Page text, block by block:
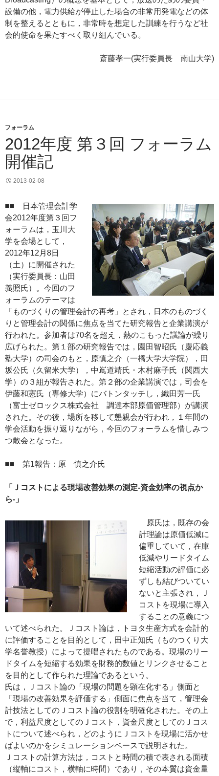
設備の他，電力供給が停止した場合の非常用発電などの体
制を整えるとともに，非常時を想定した訓練を行うなど社
会的使命を果たすべく取り組んでいる。
斎藤孝一(実行委員長 南山大学)
フォーラム
2012年度 第３回 フォーラム
開催記
2013-02-08
■■ 日本管理会計学
会2012年度第３回フ
ォーラムは，玉川大
学を会場として，
2012年12月8日
（土）に開催された
（実行委員長：山田
義照氏）。今回のフ
ォーラムのテーマは
「ものづくりの管理会計の再考」とされ，日本のものづく
りと管理会計の関係に焦点を当てた研究報告と企業講演が
行われた。参加者は70名を超え，熱のこもった議論が繰り
広げられた。第１部の研究報告では，園田智昭氏（慶応義
塾大学）の司会のもと，原慎之介（一橋大学大学院），田
坂公氏（久留米大学），中嶌道靖氏・木村麻子氏（関西大
学）の３組が報告された。第２部の企業講演では，司会を
伊藤和憲氏（専修大学）にバトンタッチし，織田芳一氏
（富士ゼロックス株式会社 調達本部原価管理部）が講演
された。その後，場所を移して懇親会が行われ，１年間の
学会活動を振り返りながら，今回のフォーラムを惜しみつ
つ散会となった。
■■ 第1報告：原 慎之介氏
「Ｊコストによる現場改善効果の測定-資金効率の視点か
ら-」
原氏は，既存の会
計理論は原価低減に
偏重していて，在庫
低減やリードタイム
短縮活動の評価に必
ずしも結びついてい
ないと主張され，Ｊ
コストを現場に導入
することの意義につ
いて述べられた。Ｊコスト論は，トヨタ生産方式を会計的
に評価することを目的として，田中正知氏（ものつくり大
学名誉教授）によって提唱されたものである。現場のリー
ドタイムを短縮する効果を財務的数値とリンクさせること
を目的として作られた理論であるという。
氏は，Ｊコスト論の「現場の問題を顕在化する」側面と
「現場の改善効果を評価する」側面に焦点を当て，管理会
計技法としてのＪコスト論の役割を明確化された。その上
で，利益尺度としてのＪコスト，資金尺度としてのＪコス
トについて述べられ，どのようにＪコストを現場に活かせ
ばよいのかをシミュレーションベースで説明された。
Ｊコストの計算方法は，コストと時間の積で表される面積
（縦軸にコスト，横軸に時間）であり，その本質は資金量